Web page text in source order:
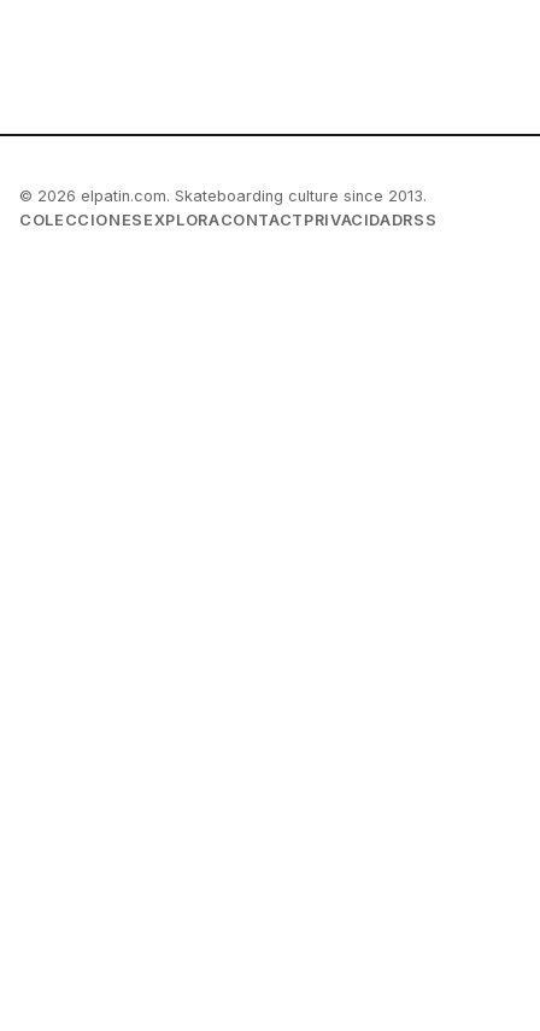
© 2026 elpatin.com. Skateboarding culture since 2013.
COLECCIONES EXPLORACONTACT PRIVACIDADRSS